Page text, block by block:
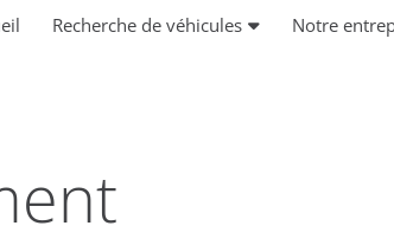
Recherche de véhicules Notre